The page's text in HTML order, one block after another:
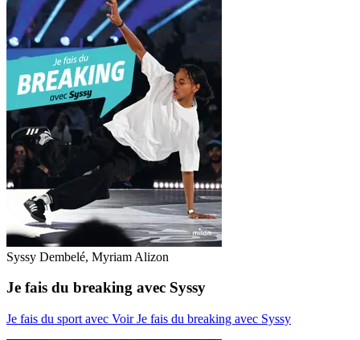
Syssy Dembelé, Myriam Alizon
Je fais du breaking avec Syssy
Je fais du sport avec Voir Je fais du breaking avec Syssy